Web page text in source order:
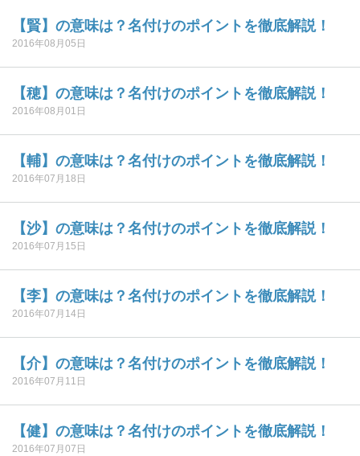
【賢】の意味は？名付けのポイントを徹底解説！
2016年08月05日
【穂】の意味は？名付けのポイントを徹底解説！
2016年08月01日
【輔】の意味は？名付けのポイントを徹底解説！
2016年07月18日
【沙】の意味は？名付けのポイントを徹底解説！
2016年07月15日
【李】の意味は？名付けのポイントを徹底解説！
2016年07月14日
【介】の意味は？名付けのポイントを徹底解説！
2016年07月11日
【健】の意味は？名付けのポイントを徹底解説！
2016年07月07日